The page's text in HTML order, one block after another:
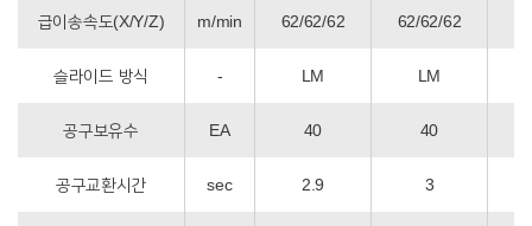
급이송속도(X/Y/Z) m/min 62/62/62 62/62/62
슬라이드 방식 - LM LM
공구보유수 EA 40 40
공구교환시간 sec 2.9 3